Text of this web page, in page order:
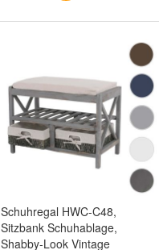
Schuhregal HWC-C48,
Sitzbank Schuhablage,
Shabby-Look Vintage